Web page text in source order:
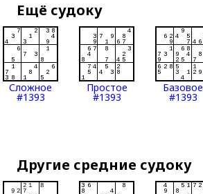
Ещё судоку
Сложное
#1393
Простое
#1393
Базовое
#1393
Другие средние судоку